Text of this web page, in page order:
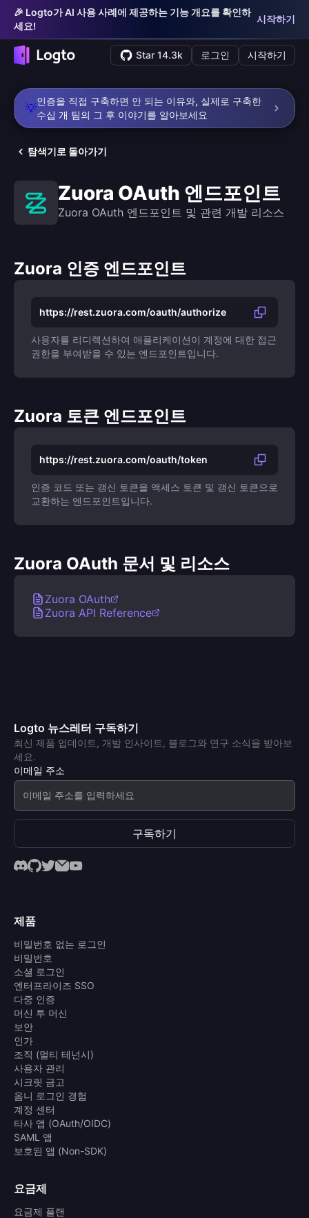
🎉 Logto가 AI 사용 사례에 제공하는 기능 개요를 확인하
세요!
시작하기
Star 14.3k 로그인 시작하기
💡
인증을 직접 구축하면 안 되는 이유와, 실제로 구축한
수십 개 팀의 그 후 이야기를 알아보세요
탐색기로 돌아가기
Zuora OAuth 엔드포인트
Zuora OAuth 엔드포인트 및 관련 개발 리소스
Zuora 인증 엔드포인트
https://rest.zuora.com/oauth/authorize
사용자를 리디렉션하여 애플리케이션이 계정에 대한 접근
권한을 부여받을 수 있는 엔드포인트입니다.
Zuora 토큰 엔드포인트
https://rest.zuora.com/oauth/token
인증 코드 또는 갱신 토큰을 액세스 토큰 및 갱신 토큰으로
교환하는 엔드포인트입니다.
Zuora OAuth 문서 및 리소스
Zuora OAuth
Zuora API Reference
Logto 뉴스레터 구독하기
최신 제품 업데이트, 개발 인사이트, 블로그와 연구 소식을 받아보
세요.
이메일 주소
구독하기
제품
비밀번호 없는 로그인
비밀번호
소셜 로그인
엔터프라이즈 SSO
다중 인증
머신 투 머신
보안
인가
조직 (멀티 테넌시)
사용자 관리
시크릿 금고
옴니 로그인 경험
계정 센터
타사 앱 (OAuth/OIDC)
SAML 앱
보호된 앱 (Non-SDK)
요금제
요금제 플랜